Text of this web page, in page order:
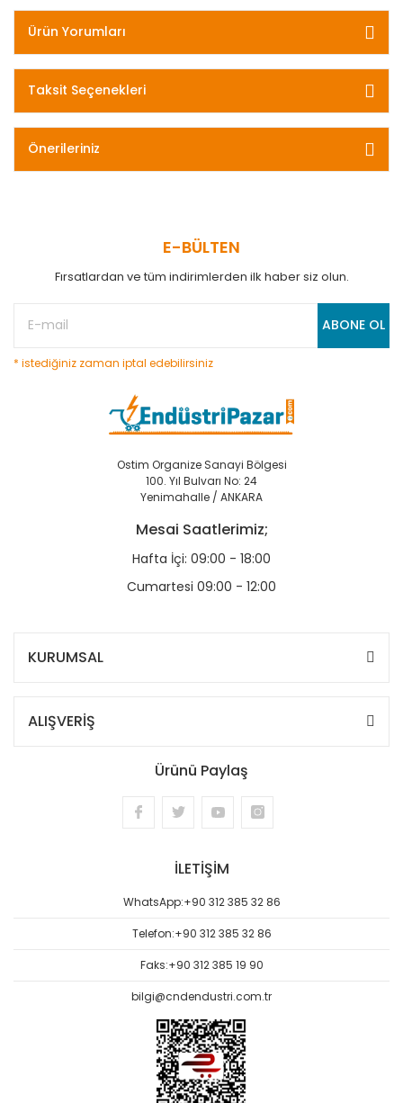
Ürün Yorumları
Taksit Seçenekleri
Önerileriniz
E-BÜLTEN
Fırsatlardan ve tüm indirimlerden ilk haber siz olun.
ABONE OL
* istediğiniz zaman iptal edebilirsiniz
Ostim Organize Sanayi Bölgesi
100. Yıl Bulvarı No: 24
Yenimahalle / ANKARA
Mesai Saatlerimiz;
Hafta İçi: 09:00 - 18:00
Cumartesi 09:00 - 12:00
KURUMSAL
ALIŞVERİŞ
Ürünü Paylaş
İLETİŞİM
WhatsApp:+90 312 385 32 86
Telefon:+90 312 385 32 86
Faks:+90 312 385 19 90
bilgi@cndendustri.com.tr